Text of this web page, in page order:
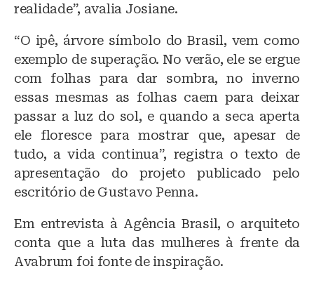
realidade”, avalia Josiane.
“O ipê, árvore símbolo do Brasil, vem como
exemplo de superação. No verão, ele se ergue
com folhas para dar sombra, no inverno
essas mesmas as folhas caem para deixar
passar a luz do sol, e quando a seca aperta
ele floresce para mostrar que, apesar de
tudo, a vida continua”, registra o texto de
apresentação do projeto publicado pelo
escritório de Gustavo Penna.
Em entrevista à Agência Brasil, o arquiteto
conta que a luta das mulheres à frente da
Avabrum foi fonte de inspiração.